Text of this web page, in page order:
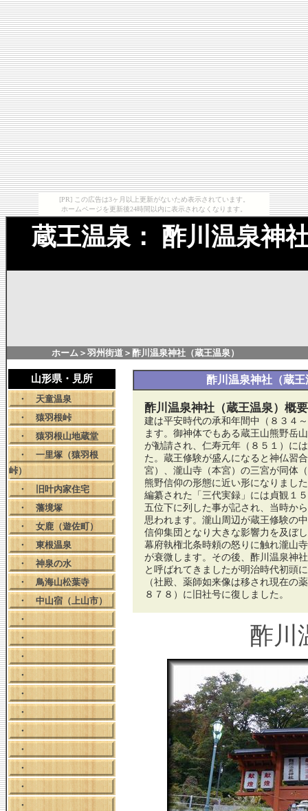
[PR] この広告は3ヶ月以上更新がないため表示されています。
ホームページを更新後24時間以内に表示されなくなります。
蔵王温泉： 酢川温泉神
ホーム ＞ 羽州街道 ＞酢川温泉神社（蔵王温泉）
山形県・見所
・ 天童温泉
・ 猿羽根峠
・ 猿羽根山地蔵堂
・ 一里塚（猿羽根
峠）
・
旧叶内家住宅
・ 藩境塚
・ 女鹿（遊佐町）
・ 東根温泉
・ 神泉の水
・ 鳥海山松葉寺
・ 中山宿（上山市）
・
・
・
・
・
・
・
・
・
・
・
酢川温泉神社（蔵
酢川温泉神社（蔵王温泉）概
建は平安時代の承和年間中（８３４
ます。御神体でもある蔵王山熊野岳
が勧請され、仁寿元年（８５１）に
た。蔵王修験が盛んになると神仏習
宮）、瀧山寺（本宮）の三宮が同体
熊野信仰の形態に近い形になりまし
編纂された「三代実録」には貞観１
五位下に列した事が記され、当時か
思われます。瀧山周辺が蔵王修験の
信仰集団となり大きな影響力を及ぼ
幕府執権北条時頼の怒りに触れ瀧山
が衰微します。その後、酢川温泉神
と呼ばれてきましたが明治時代初頭
（社殿、薬師如来像は移され現在の
８７８）に旧社号に復しました。
酢川